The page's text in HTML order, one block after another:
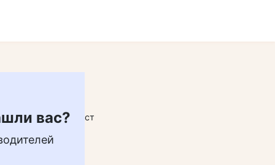
Добавить пост
вас?